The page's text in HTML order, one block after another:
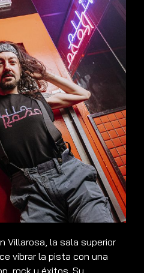
Villarosa, la sala superior
vibrar la pista con una
rock y éxitos. Su